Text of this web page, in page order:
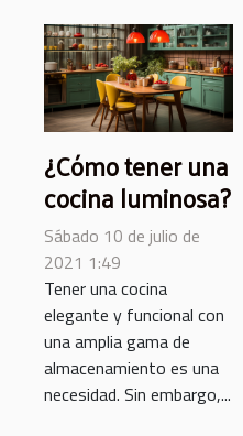
¿Cómo tener una
cocina luminosa?
Sábado 10 de julio de
2021 1:49
Tener una cocina
elegante y funcional con
una amplia gama de
almacenamiento es una
necesidad. Sin embargo,...